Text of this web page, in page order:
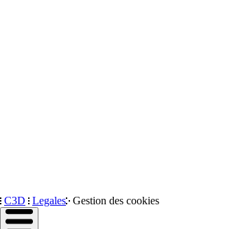
C3D Legales Gestion des cookies